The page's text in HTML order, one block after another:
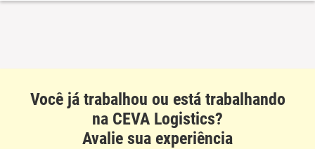
Você já trabalhou ou está trabalhando
na CEVA Logistics?
Avalie sua experiência